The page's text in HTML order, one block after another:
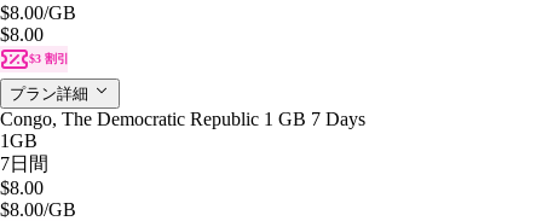
$8.00/GB
$8.00
$3 割引
プラン詳細
Congo, The Democratic Republic 1 GB 7 Days
1GB
7日間
$8.00
$8.00/GB